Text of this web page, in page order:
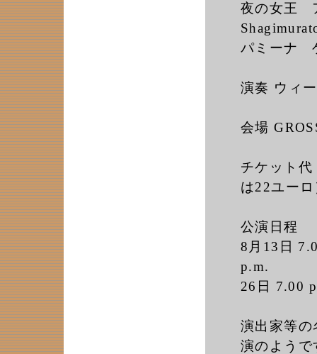
夜の女王
パミーナ
演奏 ウィ
会場
チケット
は22ユー
公演日程
8月13日
p.m.
26日 7.00
演出家等の
演のようで